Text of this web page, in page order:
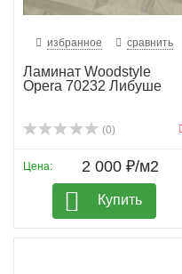
избранное сравнить
Ламинат Woodstyle
Opera 70232 Либуше
(0)
Цена: 2 000 ₽/м2
Купить